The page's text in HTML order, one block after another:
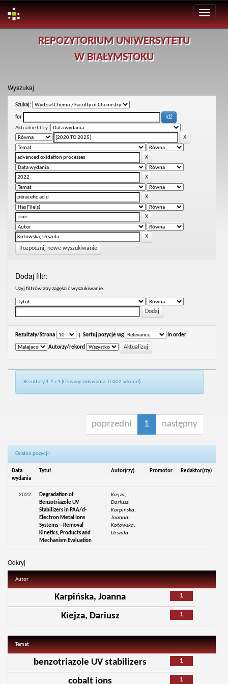
REPOZYTORIUM UNIWERSYTETU
W BIAŁYMSTOKU
Wyszukaj
Szukaj:
for
Aktualne filtry:
Rozpocznij nowe wyszukiwanie
Dodaj filtr:
Uzyj filtrów aby zagęścić wyszukiwanie.
Rezultaty/Strona Sortuj pozycje wg In order
Autorzy/rekord
Rezultaty 1-1 z 1 (Czas wyszukiwania: 0.002 sekund).
poprzedni 1 następny
Odsłon pozycji:
Data
wydania
Tytuł Autor(rzy) Promotor Redaktor(rzy)
2022
Degradation of
Benzotriazole UV
Stabilizers in PAA/d-
Electron Metal Ions
Systems—Removal
Kinetics, Products and
Mechanism Evaluation
Kiejza,
Dariusz;
Karpińska,
Joanna;
Kotowska,
Urszula
- -
Odkryj
Autor
1
Karpińska, Joanna
1
Kiejza, Dariusz
Temat
1
benzotriazole UV stabilizers
1
cobalt ions